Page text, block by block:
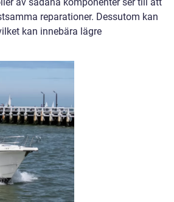
reparationer. Dessutom kan
kan innebära lägre